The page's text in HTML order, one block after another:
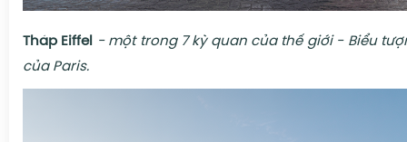
Tháp Eiffel
- một trong 7 kỳ quan của thế giới - Biểu
của Paris.